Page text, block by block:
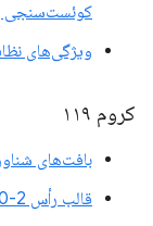
کوئست‌سنجی
ویژگی‌های
کروم ۱۱۹
بافت‌های شناور ۳۲ بیتی قابل فیلتر
قالب رأس unorm10-10-10-2